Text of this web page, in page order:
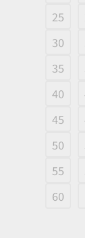
25
30
35
40
45
50
55
60